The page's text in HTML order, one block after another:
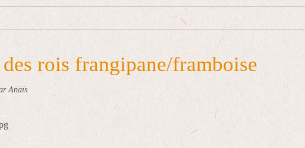
des rois frangipane/framboise
Anaïs